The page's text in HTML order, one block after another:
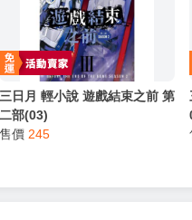
三日月 遊戲結束之前3
售價 174